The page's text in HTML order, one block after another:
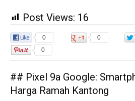
Post Views: 16
0 0
0
## Pixel 9a Google:
Harga Ramah Kantong